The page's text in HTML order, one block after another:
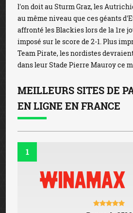
l'on doit au Sturm Graz, les
au même niveau que ces géants
affronté les Blackies lors de la 1re
imposé sur le score de 2-1. Plus
Team Pirate, les nordistes
dans leur Stade Pierre Mauroy ce
MEILLEURS SITES DE
EN LIGNE EN FRANCE
1